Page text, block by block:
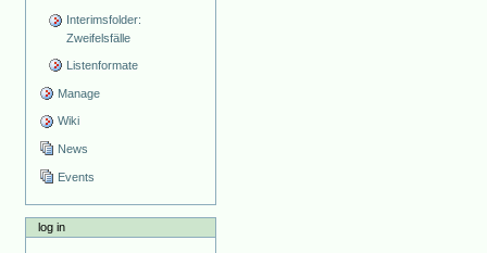
Interimsfolder:
Zweifelsfälle
Listenformate
Manage
Wiki
News
Events
log in